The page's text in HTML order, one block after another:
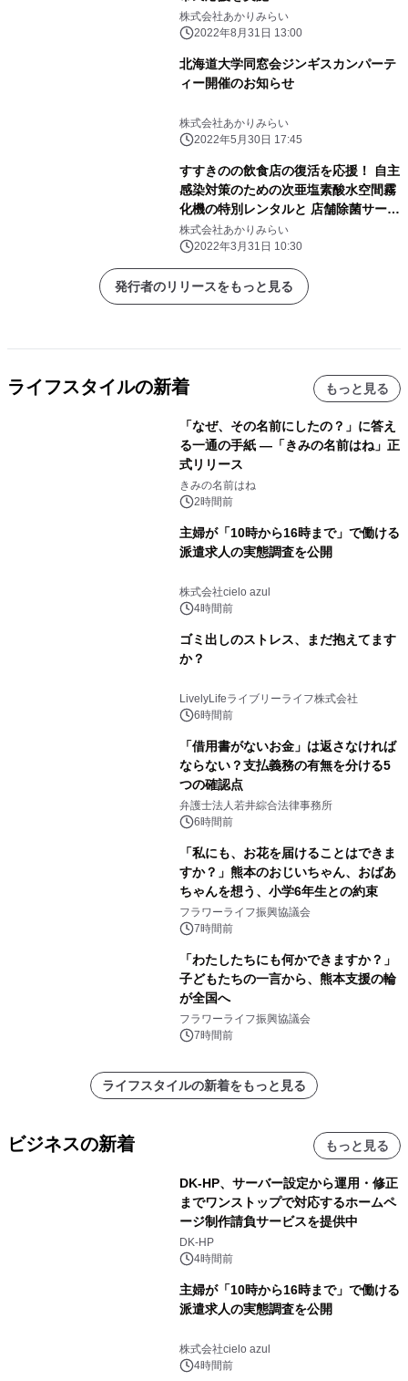
株式会社あかりみらい
2022年8月31日 13:00
北海道大学同窓会ジンギスカンパーテ
ィー開催のお知らせ
株式会社あかりみらい
2022年5月30日 17:45
すすきのの飲食店の復活を応援！ 自主
感染対策のための次亜塩素酸水空間霧
化機の特別レンタルと 店舗除菌サービ
スを3月31日より開始
株式会社あかりみらい
2022年3月31日 10:30
発行者のリリースをもっと見る
ライフスタイルの新着 もっと見る
「なぜ、その名前にしたの？」に答え
る一通の手紙 ―「きみの名前はね」正
式リリース
きみの名前はね
2時間前
主婦が「10時から16時まで」で働ける
派遣求人の実態調査を公開
株式会社cielo azul
4時間前
ゴミ出しのストレス、まだ抱えてます
か？
LivelyLifeライブリーライフ株式会社
6時間前
「借用書がないお金」は返さなければ
ならない？支払義務の有無を分ける5
つの確認点
弁護士法人若井綜合法律事務所
6時間前
「私にも、お花を届けることはできま
すか？」熊本のおじいちゃん、おばあ
ちゃんを想う、小学6年生との約束
フラワーライフ振興協議会
7時間前
「わたしたちにも何かできますか？」
子どもたちの一言から、熊本支援の輪
が全国へ
フラワーライフ振興協議会
7時間前
ライフスタイルの新着をもっと見る
ビジネスの新着 もっと見る
DK-HP、サーバー設定から運用・修正
までワンストップで対応するホームペ
ージ制作請負サービスを提供中
DK-HP
4時間前
主婦が「10時から16時まで」で働ける
派遣求人の実態調査を公開
株式会社cielo azul
4時間前